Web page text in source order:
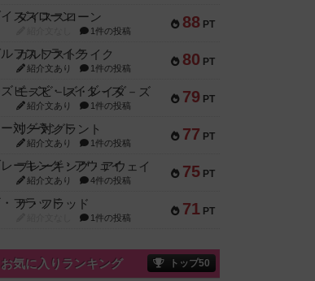
88 PT
ダイススローン
1件の投稿
80 PT
ガルフストライク
紹介文あり 1件の投稿
79 PT
モズビ－ズ・レイダ－ズ
紹介文あり 1件の投稿
77 PT
リー対グラント
紹介文あり 1件の投稿
75 PT
ブレーキング・アウェイ
紹介文あり 4件の投稿
71 PT
ザ・フラッド
1件の投稿
お気に入りランキング トップ50